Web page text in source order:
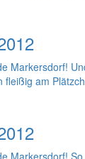
Markersdorf!
am